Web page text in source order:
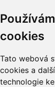
cookies
Tato webová
cookies a
technologie